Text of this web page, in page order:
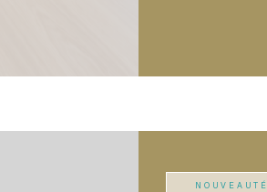
NOUVEAUTÉ